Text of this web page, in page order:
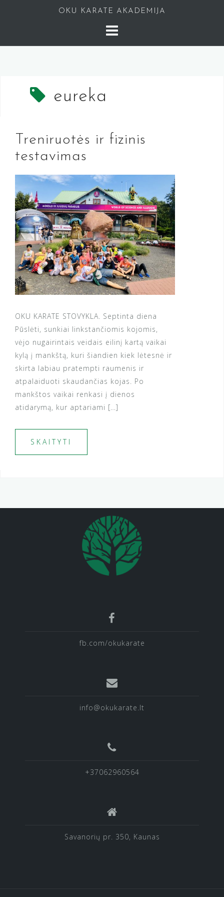
OKU KARATE AKADEMIJA
eureka
Treniruotės ir fizinis
testavimas
OKU KARATE STOVYKLA. Septinta diena
Pūslėti, sunkiai linkstančiomis kojomis,
vėjo nugairintais veidais eilinį kartą vaikai
kylą į mankštą, kuri šiandien kiek lėtesnė ir
skirta labiau pratempti raumenis ir
atpalaiduoti skaudančias kojas. Po
mankštos vaikai renkasi į dienos
atidarymą, kur aptariami […]
SKAITYTI
fb.com/okukarate
info@okukarate.lt
+37062960564
Savanorių pr. 350, Kaunas